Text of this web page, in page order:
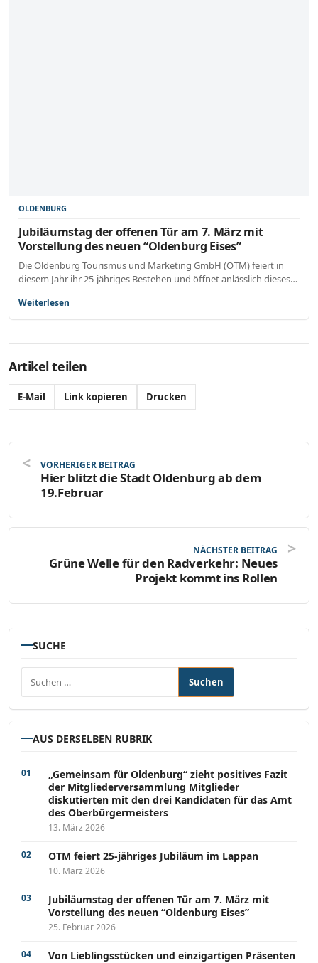
OLDENBURG
Jubiläumstag der offenen Tür am 7. März mit
Vorstellung des neuen “Oldenburg Eises”
Die Oldenburg Tourismus und Marketing GmbH (OTM) feiert in
diesem Jahr ihr 25-jähriges Bestehen und öffnet anlässlich dieses…
Weiterlesen
Artikel teilen
E-Mail Link kopieren Drucken
VORHERIGER BEITRAG
Hier blitzt die Stadt Oldenburg ab dem
19.Februar
NÄCHSTER BEITRAG
Grüne Welle für den Radverkehr: Neues
Projekt kommt ins Rollen
SUCHE
AUS DERSELBEN RUBRIK
„Gemeinsam für Oldenburg“ zieht positives Fazit
der Mitgliederversammlung Mitglieder
diskutierten mit den drei Kandidaten für das Amt
des Oberbürgermeisters
13. März 2026
OTM feiert 25-jähriges Jubiläum im Lappan
10. März 2026
Jubiläumstag der offenen Tür am 7. März mit
Vorstellung des neuen “Oldenburg Eises”
25. Februar 2026
Von Lieblingsstücken und einzigartigen Präsenten